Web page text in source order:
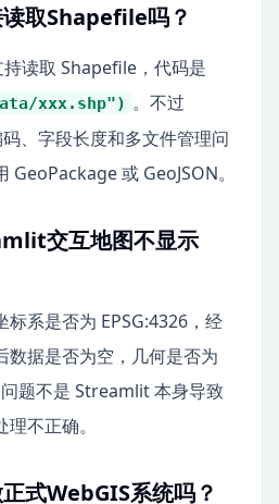
取Shapefile吗？
读取 Shapefile，代码是
xxx.shp") 。不过
、字段长度和多文件管理问
或 GeoJSON。
交互地图不显示
系是否为 EPSG:4326，经
数据是否为空，几何是否为
题不是 Streamlit 本身导致
不正确。
式WebGIS系统吗？